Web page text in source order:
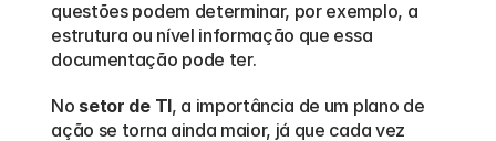
questões podem determinar, por exemplo, a
estrutura ou nível informação que essa
documentação pode ter.
No setor de TI, a importância de um plano de
ação se torna ainda maior, já que cada vez